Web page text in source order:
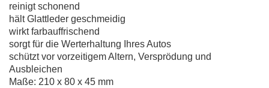
reinigt schonend
hält Glattleder geschmeidig
wirkt farbauffrischend
sorgt für die Werterhaltung Ihres Autos
schützt vor vorzeitigem Altern, Versprödung und
Ausbleichen
Maße: 210 x 80 x 45 mm